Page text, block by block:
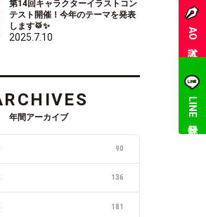
第14回キャラクターイラストコン
テスト開催！今年のテーマを発表
します🥁✨
2025.7.10
年間アーカイブ
90
136
181
AO入試
LINE登録